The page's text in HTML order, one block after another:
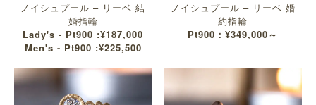
ノイシュプール – リーベ 結
婚指輪
Lady's - Pt900 :¥187,000
Men's - Pt900 :¥225,500
ノイシュプール – リーベ 婚
約指輪
Pt900：¥349,000～